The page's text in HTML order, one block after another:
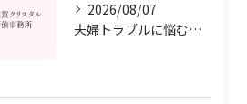
2026/08/07
夫婦トラブルに悩む方へ長浜市で安心して相談できる窓口紹介